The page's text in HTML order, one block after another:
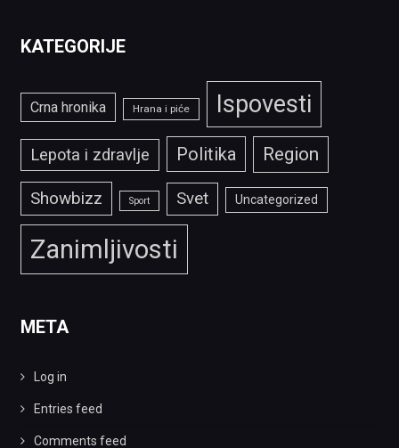
KATEGORIJE
Crna hronika Hrana i piće Ispovesti
Lepota i zdravlje Politika Region
Showbizz Sport Svet Uncategorized
Zanimljivosti
META
Log in
Entries feed
Comments feed